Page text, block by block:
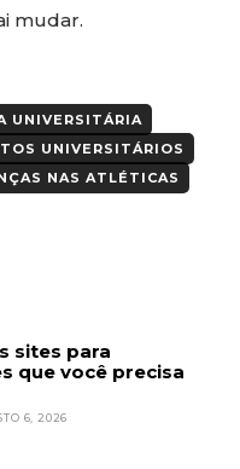
mudar.
UNIVERSITÁRIA
UNIVERSITÁRIOS
NAS ATLÉTICAS
sites para
que você precisa
6, 2026